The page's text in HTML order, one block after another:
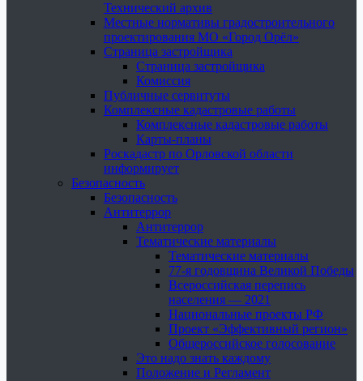
Технический архив
Местные нормативы градостроительного
проектирования МО «Город Орёл»
Страница застройщика
Страница застройщика
Комиссия
Публичные сервитуты
Комплексные кадастровые работы
Комплексные кадастровые работы
Карты-планы
Роскадастр по Орловской области
информирует
Безопасность
Безопасность
Антитеррор
Антитеррор
Тематические материалы
Тематические материалы
77-я годовщина Великой Победы
Всероссийская перепись
населения — 2021
Национальные проекты РФ
Проект «Эффективный регион»
Общероссийское голосование
Это надо знать каждому
Положение и Регламент